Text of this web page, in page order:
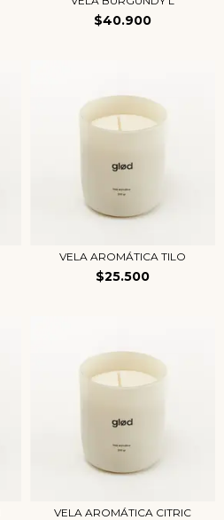
$40.900
VELA AROMÁTICA TILO
$25.500
VELA AROMÁTICA CITRIC